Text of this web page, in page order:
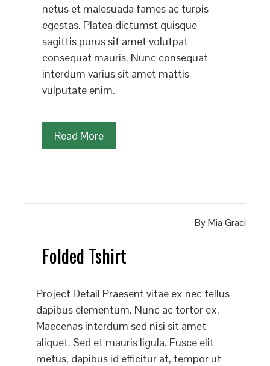
netus et malesuada fames ac turpis
egestas. Platea dictumst quisque
sagittis purus sit amet volutpat
consequat mauris. Nunc consequat
interdum varius sit amet mattis
vulputate enim.
Read More
ByMia Graci
Folded Tshirt
Project Detail Praesent vitae ex nec tellus
dapibus elementum. Nunc ac tortor ex.
Maecenas interdum sed nisi sit amet
aliquet. Sed et mauris ligula. Fusce elit
metus, dapibus id efficitur at, tempor ut